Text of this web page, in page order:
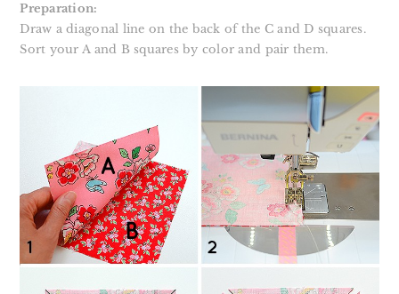
Preparation:
Draw a diagonal line on the back of the C and D squares.
Sort your A and B squares by color and pair them.